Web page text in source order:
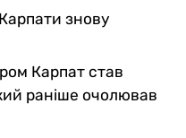
знову
Карпат став
раніше очолював